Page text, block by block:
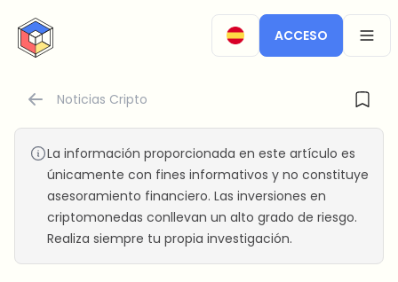
CryptoTicker
ACCESO
Noticias Cripto
La información proporcionada en este artículo es
únicamente con fines informativos y no constituye
asesoramiento financiero. Las inversiones en
criptomonedas conllevan un alto grado de riesgo.
Realiza siempre tu propia investigación.